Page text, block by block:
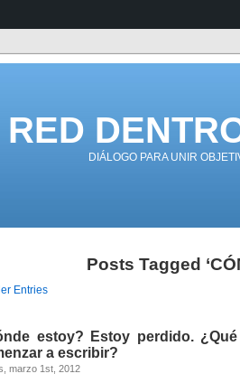
RED
DIÁLOGO PARA UNIR
Posts Tagged
Entries
estoy? Estoy perdido.
a escribir?
marzo 1st, 2012